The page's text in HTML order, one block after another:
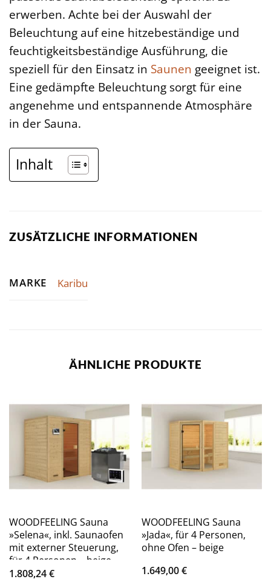
erwerben. Achte bei der Auswahl der
Beleuchtung auf eine hitzebeständige und
feuchtigkeitsbeständige Ausführung, die
speziell für den Einsatz in Saunen geeignet ist.
Eine gedämpfte Beleuchtung sorgt für eine
angenehme und entspannende Atmosphäre
in der Sauna.
Inhalt
ZUSÄTZLICHE INFORMATIONEN
MARKE Karibu
ÄHNLICHE PRODUKTE
WOODFEELING Sauna
»Selena«, inkl. Saunaofen
mit externer Steuerung,
für 4 Personen – beige
1.808,24€
WOODFEELING Sauna
»Jada«, für 4 Personen,
ohne Ofen – beige
1.649,00€